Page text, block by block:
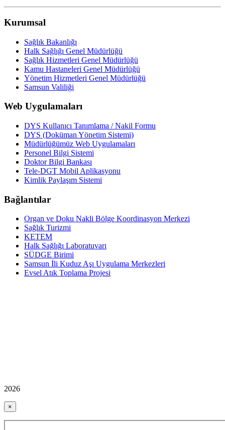
Kurumsal
Sağlık Bakanlığı
Halk Sağlığı Genel Müdürlüğü
Sağlık Hizmetleri Genel Müdürlüğü
Kamu Hastaneleri Genel Müdürlüğü
Yönetim Hizmetleri Genel Müdürlüğü
Samsun Valiliği
Web Uygulamaları
DYS Kullanıcı Tanımlama / Nakil Formu
DYS (Doküman Yönetim Sistemi)
Müdürlüğümüz Web Uygulamaları
Personel Bilgi Sistemi
Doktor Bilgi Bankası
Tele-DGT Mobil Aplikasyonu
Kimlik Paylaşım Sistemi
Bağlantılar
Organ ve Doku Nakli Bölge Koordinasyon Merkezi
Sağlık Turizmi
KETEM
Halk Sağlığı Laboratuvarı
SÜDGE Birimi
Samsun İli Kuduz Aşı Uygulama Merkezleri
Evsel Atık Toplama Projesi
2026
×